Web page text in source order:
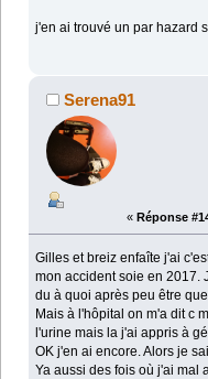
j'en ai trouvé un par hazard
Serena91
« Réponse
Gilles et breiz enfaîte j'ai
mon accident soie en 2017.
du à quoi après peu être
Mais à l'hôpital on m'a dit c
l'urine mais la j'ai appris à
OK j'en ai encore. Alors je
Ya aussi des fois où j'ai mal